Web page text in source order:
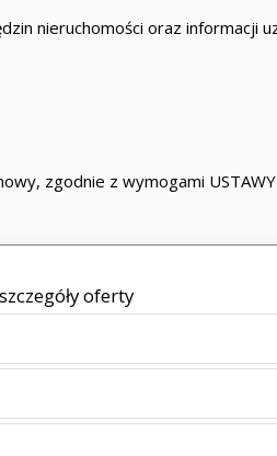
oraz informacji
zgodnie z wymogami
oferty